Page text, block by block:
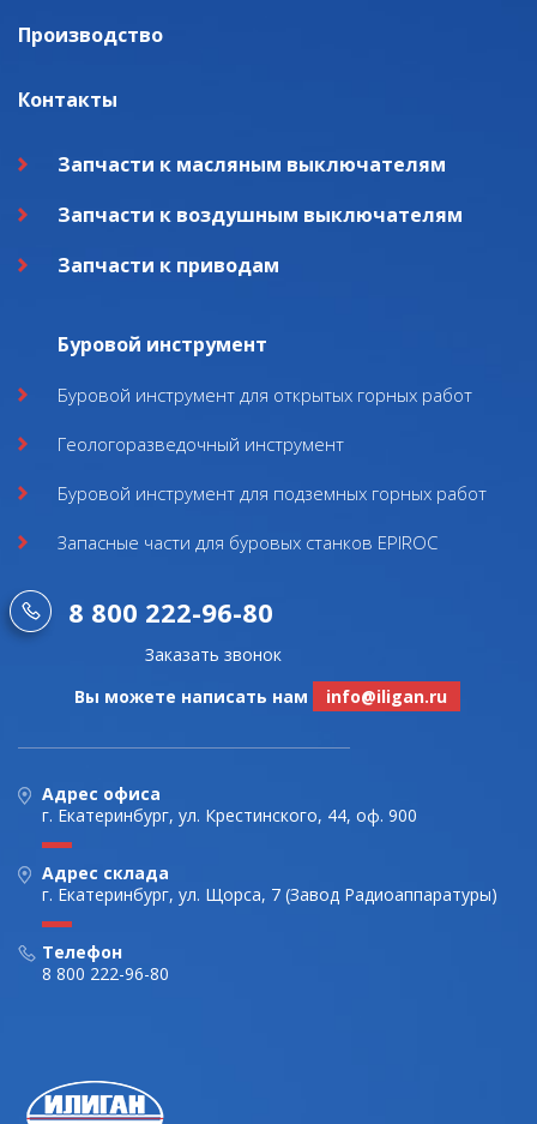
Производство
Контакты
Запчасти к масляным выключателям
Запчасти к воздушным выключателям
Запчасти к приводам
Буровой инструмент
Буровой инструмент для открытых горных работ
Геологоразведочный инструмент
Буровой инструмент для подземных горных работ
Запасные части для буровых станков EPIROC
8 800 222-96-80
Заказать звонок
Вы можете написать нам
info@iligan.ru
Адрес офиса
г. Екатеринбург, ул. Крестинского, 44, оф. 900
Адрес склада
г. Екатеринбург, ул. Щорса, 7 (Завод Радиоаппаратуры)
Телефон
8 800 222-96-80